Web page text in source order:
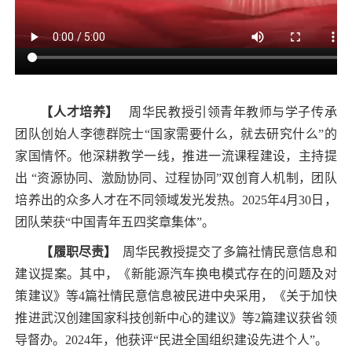
【人才培养】
周华民教授引领青年教师与学子传承
团队创始人李德群院士“国家需要什么，就去研究什么”的
家国情怀。他深耕教学一线，推进一流课程建设，主持提
出 “资源协同、激励协同、过程协同”双创育人机制，团队
培养出的众多人才在不同领域发光发热。2025年4月30日，
团队荣获“中国青年五四奖章集体”。
【履职尽责】
周华民教授提交了多篇社情民意信息和
建议提案。其中，《新能源汽车换电模式存在的问题及对
策建议》等4篇社情民意信息被民进中央采用，《关于加快
推进武汉创建国家科技创新中心的建议》等2篇建议获省领
导督办。2024年，他获评“民进全国组织建设先进个人”。